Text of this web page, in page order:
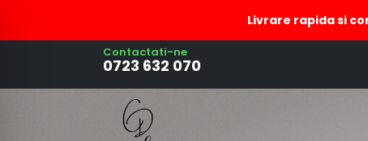
Livrare rapida si
Contactati-ne
0723 632 070
decoratiune cu casute rosii